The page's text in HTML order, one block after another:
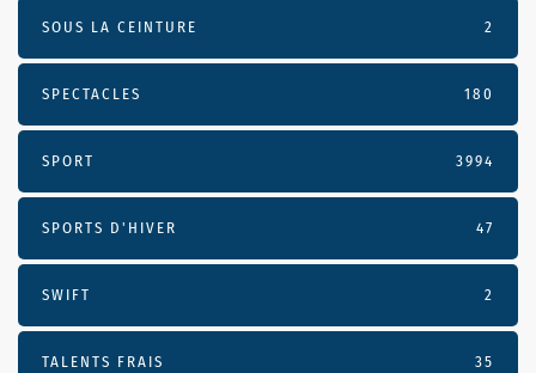
SOUS LA CEINTURE 2
SPECTACLES 180
SPORT 3994
SPORTS D'HIVER 47
SWIFT 2
TALENTS FRAIS 35